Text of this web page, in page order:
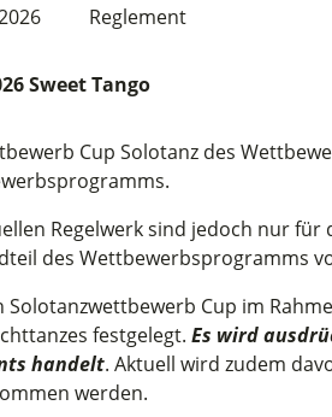
Reglement
Sweet Tango
Cup Solotanz des
Regelwerk sind jedoch nur
des Wettbewerbsprogramms
Solotanzwettbewerb Cup im
festgelegt. Es wird
handelt. Aktuell wird zudem
werden.